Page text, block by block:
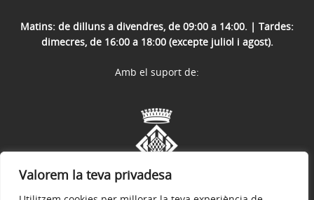
Valorem la teva privadesa
Matins: de dilluns a divendres, de 09:00 a 14:00. | Tardes:
dimecres, de 16:00 a 18:00 (excepte juliol i agost).
Amb el suport de: